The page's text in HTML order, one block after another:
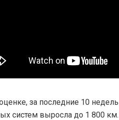
за последние 10
систем выросла до 1 800